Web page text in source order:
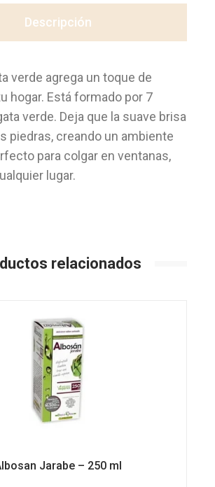
Descripción
verde agrega un toque de
hogar. Está formado por 7
verde. Deja que la suave brisa
piedras, creando un ambiente
para colgar en ventanas,
lugar.
relacionados
Jarabe – 250 ml